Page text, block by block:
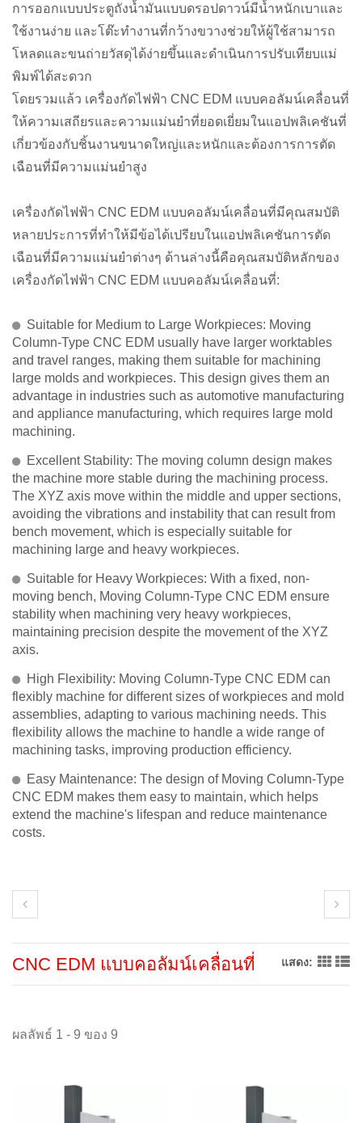
การออกแบบประตูถังน้ำมันแบบดรอปดาวน์มีน้ำหนักเบาและ
ใช้งานง่าย และโต๊ะทำงานที่กว้างขวางช่วยให้ผู้ใช้สามารถ
โหลดและขนถ่ายวัสดุได้ง่ายขึ้นและดำเนินการปรับเทียบแม่
พิมพ์ได้สะดวก
โดยรวมแล้ว เครื่องกัดไฟฟ้า CNC EDM แบบคอลัมน์เคลื่อนที่
ให้ความเสถียรและความแม่นยำที่ยอดเยี่ยมในแอปพลิเคชันที่
เกี่ยวข้องกับชิ้นงานขนาดใหญ่และหนักและต้องการการตัด
เฉือนที่มีความแม่นยำสูง
เครื่องกัดไฟฟ้า CNC EDM แบบคอลัมน์เคลื่อนที่มีคุณสมบัติ
หลายประการที่ทำให้มีข้อได้เปรียบในแอปพลิเคชันการตัด
เฉือนที่มีความแม่นยำต่างๆ ด้านล่างนี้คือคุณสมบัติหลักของ
เครื่องกัดไฟฟ้า CNC EDM แบบคอลัมน์เคลื่อนที่:
Suitable for Medium to Large Workpieces: Moving
Column-Type CNC EDM usually have larger worktables
and travel ranges, making them suitable for machining
large molds and workpieces. This design gives them an
advantage in industries such as automotive manufacturing
and appliance manufacturing, which requires large mold
machining.
Excellent Stability: The moving column design makes
the machine more stable during the machining process.
The XYZ axis move within the middle and upper sections,
avoiding the vibrations and instability that can result from
bench movement, which is especially suitable for
machining large and heavy workpieces.
Suitable for Heavy Workpieces: With a fixed, non-
moving bench, Moving Column-Type CNC EDM ensure
stability when machining very heavy workpieces,
maintaining precision despite the movement of the XYZ
axis.
High Flexibility: Moving Column-Type CNC EDM can
flexibly machine for different sizes of workpieces and mold
assemblies, adapting to various machining needs. This
flexibility allows the machine to handle a wide range of
machining tasks, improving production efficiency.
Easy Maintenance: The design of Moving Column-Type
CNC EDM makes them easy to maintain, which helps
extend the machine's lifespan and reduce maintenance
costs.
CNC EDM แบบคอลัมน์เคลื่อนที่ แสดง:
ผลลัพธ์ 1 - 9 ของ 9